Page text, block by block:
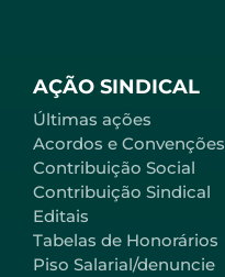
AÇÃO SINDICAL
Últimas ações
Acordos e Convenções
Contribuição Social
Contribuição Sindical
Editais
Tabelas de Honorários
Piso Salarial/denuncie